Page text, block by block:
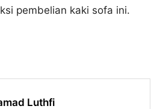
pembelian kaki sofa ini.
Luthfi